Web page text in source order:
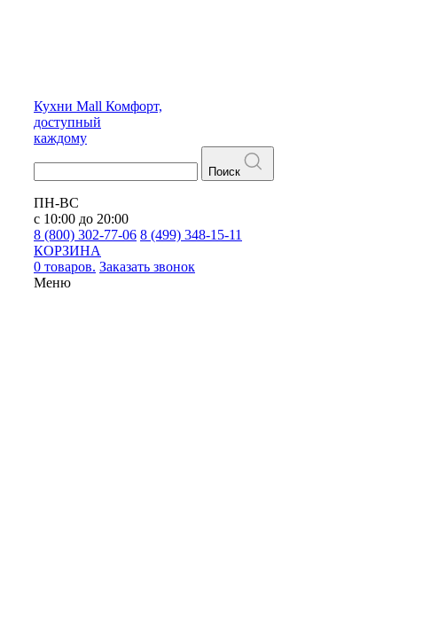
Кухни Mall Комфорт,
доступный
каждому
Поиск
ПН-ВС
с 10:00 до 20:00
8 (800) 302-77-06 8 (499) 348-15-11
КОРЗИНА
0 товаров. Заказать звонок
Меню